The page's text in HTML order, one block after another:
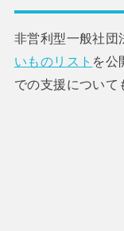
非営利型一般社団
いものリスト を公
での支援について